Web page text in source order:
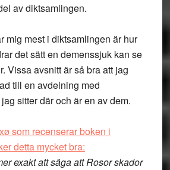
av diktsamlingen.
mig mest i diktsamlingen är hur
det sätt en demenssjuk kan se
Vissa avsnitt är så bra att jag
till en avdelning med
sitter där och är en av dem.
som recenserar boken i
detta mycket bra:
exakt att säga att Rosor skador